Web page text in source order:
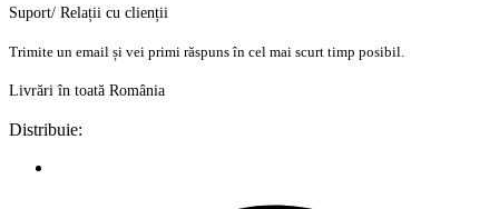
Suport/ Relații cu clienții
Trimite un email și vei primi răspuns în cel mai scurt timp posibil.
Livrări în toată România
Distribuie: